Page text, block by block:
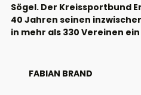
Sögel. Der Kreissportbund
40 Jahren seinen
in mehr als 330 Vereinen
FABIAN BRAND